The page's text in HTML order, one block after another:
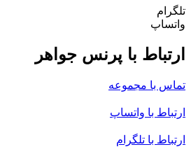
تلگرام
واتساپ
ارتباط با پرنس جواهر
تماس با مجموعه
ارتباط با واتساپ
ارتباط با تلگرام